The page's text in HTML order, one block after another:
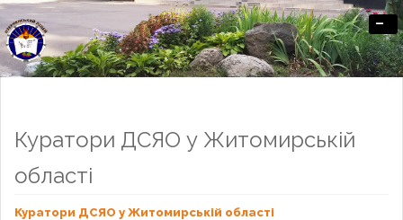
Офіційний сайт Озерненського ліцею
-
Куратори ДСЯО у Житомирській
області
Куратори ДСЯО у Житомирській області